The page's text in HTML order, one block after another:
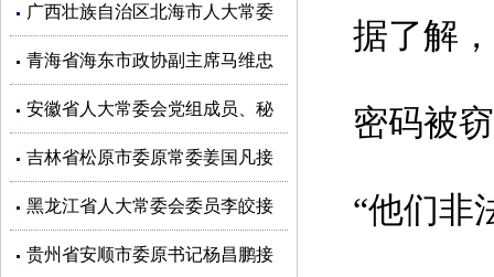
广西壮族自治区北海市人大常委
会副主任蒋同根接受审查调查
青海省海东市政协副主席马维忠
接受审查调查
安徽省人大常委会党组成员、秘
书长杜延安接受审查调查
吉林省松原市委原常委姜国凡接
受审查调查
黑龙江省人大常委会委员李皎接
受审查调查
贵州省安顺市委原书记杨昌鹏接
据了解
密码被
“他们非